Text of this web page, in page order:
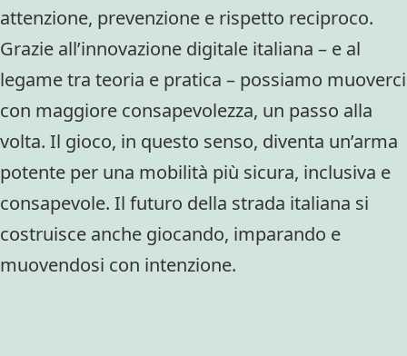
attenzione, prevenzione e rispetto reciproco.
Grazie all’innovazione digitale italiana – e al
legame tra teoria e pratica – possiamo muoverci
con maggiore consapevolezza, un passo alla
volta. Il gioco, in questo senso, diventa un’arma
potente per una mobilità più sicura, inclusiva e
consapevole. Il futuro della strada italiana si
costruisce anche giocando, imparando e
muovendosi con intenzione.